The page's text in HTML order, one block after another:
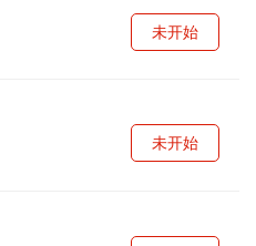
未开始
未开始